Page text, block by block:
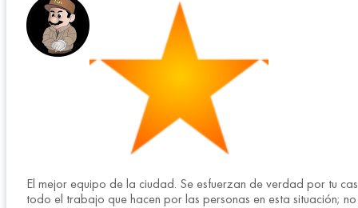
El mejor equipo de la ciudad. Se esfuerzan de verdad por tu
todo el trabajo que hacen por las personas en esta situación;